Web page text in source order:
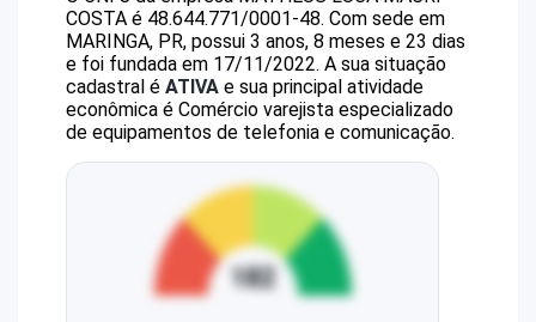
COSTA é 48.644.771/0001-48. Com sede em
MARINGA, PR, possui 3 anos, 8 meses e 23 dias
e foi fundada em 17/11/2022. A sua situação
cadastral é ATIVA e sua principal atividade
econômica é Comércio varejista especializado
de equipamentos de telefonia e comunicação.